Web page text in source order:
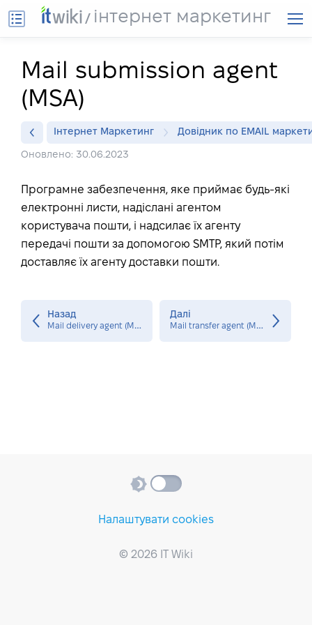
інтернет маркетинг
Mail submission agent
(MSA)
Інтернет Маркетинг Довідник по EMAIL
Оновлено: 30.06.2023
Програмне забезпечення, яке приймає будь-які
електронні листи, надіслані агентом
користувача пошти, і надсилає їх агенту
передачі пошти за допомогою SMTP, який потім
доставляє їх агенту доставки пошти.
Назад
M
ail delivery agent (MDA)
Далі
M
ail transfer agent (MTA)
Налаштувати cookies
© 2026 IT Wiki